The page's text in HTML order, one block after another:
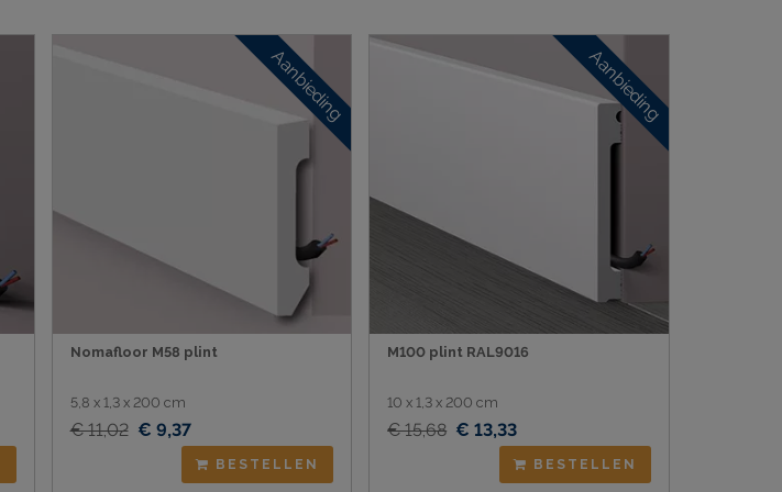
Aanbieding
Nomafloor M58 plint
5,8 x 1,3 x 200 cm
€ 11,02 € 9,37
BESTELLEN
Aanbieding
M100 plint RAL9016
10 x 1,3 x 200 cm
€ 15,68 € 13,33
BESTELLEN